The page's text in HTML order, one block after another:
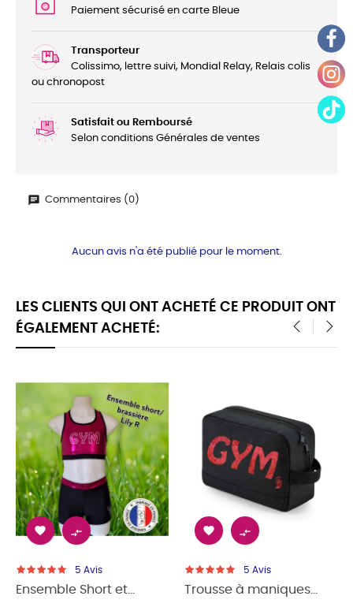
Paiement sécurisé en carte Bleue
Transporteur
Colissimo, lettre suivi, Mondial Relay, Relais colis
ou chronopost
Satisfait ou Remboursé
Selon conditions Générales de ventes
Commentaires (0)
Aucun avis n'a été publié pour le moment.
LES CLIENTS QUI ONT ACHETÉ CE PRODUIT ONT
ÉGALEMENT ACHETÉ:
 
5 Avis
Ensemble Short et...
 
5 Avis
Trousse à maniques...